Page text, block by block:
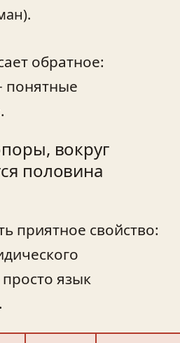
обратное:
понятные
вокруг
половина
приятное свойство:
язык